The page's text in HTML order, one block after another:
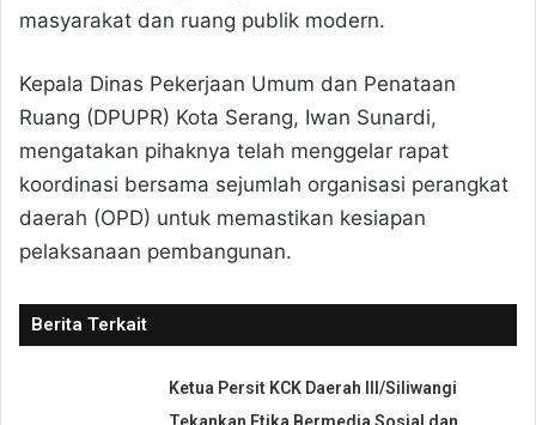
masyarakat dan ruang publik modern.
Kepala Dinas Pekerjaan Umum dan Penataan
Ruang (DPUPR) Kota Serang, Iwan Sunardi,
mengatakan pihaknya telah menggelar rapat
koordinasi bersama sejumlah organisasi perangkat
daerah (OPD) untuk memastikan kesiapan
pelaksanaan pembangunan.
Berita Terkait
Ketua Persit KCK Daerah III/Siliwangi
Tekankan Etika Bermedia Sosial dan